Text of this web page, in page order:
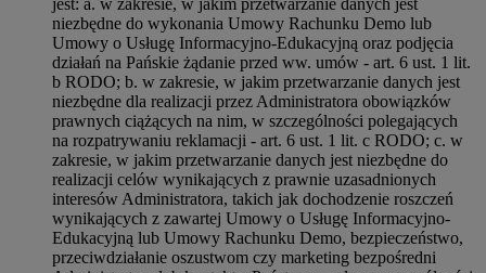
niezbędne do wykonania Umowy Rachunku Demo lub
Umowy o Usługę Informacyjno-Edukacyjną oraz podjęcia
działań na Pańskie żądanie przed ww. umów - art. 6 ust. 1 lit.
b RODO; b. w zakresie, w jakim przetwarzanie danych jest
niezbędne dla realizacji przez Administratora obowiązków
prawnych ciążących na nim, w szczególności polegających
na rozpatrywaniu reklamacji - art. 6 ust. 1 lit. c RODO; c. w
zakresie, w jakim przetwarzanie danych jest niezbędne do
realizacji celów wynikających z prawnie uzasadnionych
interesów Administratora, takich jak dochodzenie roszczeń
wynikających z zawartej Umowy o Usługę Informacyjno-
Edukacyjną lub Umowy Rachunku Demo, bezpieczeństwo,
przeciwdziałanie oszustwom czy marketing bezpośredni